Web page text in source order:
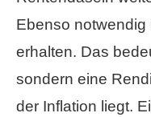
Ebenso notwendig
erhalten. Das
sondern eine
der Inflation liegt.